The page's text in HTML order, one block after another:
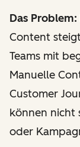
Das Problem:
Content
Teams mit
Manuelle
Customer
können nicht
oder